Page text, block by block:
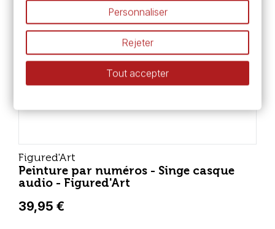
Figured'Art
Peinture par numéros - Singe casque
audio - Figured'Art
39,95 €
Personnaliser
Rejeter
Tout accepter